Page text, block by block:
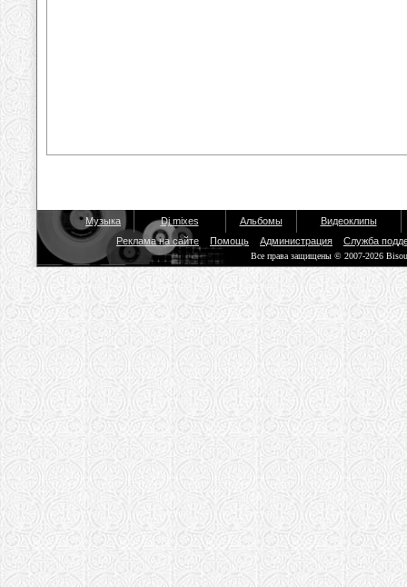
Музыка Dj mixes Альбомы
Видеоклипы
Реклама на сайте
Помощь Администрация Служба
Все права защищены © 2007-2026